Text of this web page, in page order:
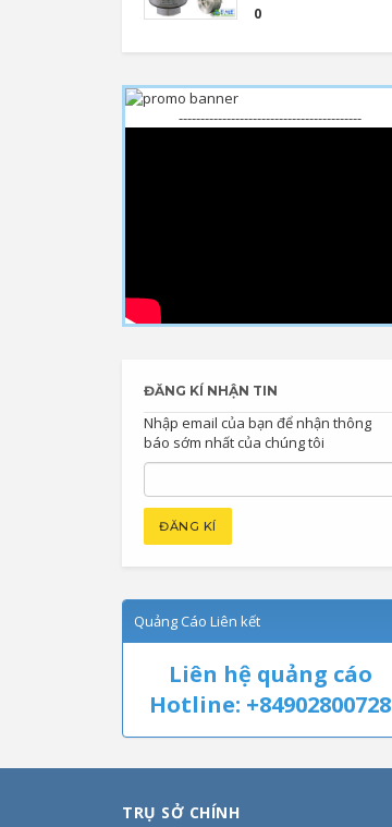
0
------------------------------------------
ĐĂNG KÍ NHẬN TIN
Nhập email của bạn để nhận thông
báo sớm nhất của chúng tôi
Quảng Cáo Liên kết
Liên hệ quảng cáo
Hotline: +84902800728
TRỤ SỞ CHÍNH